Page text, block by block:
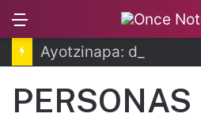
PERSONAS